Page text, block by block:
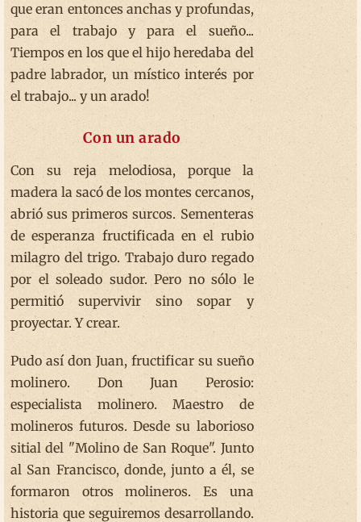
que eran entonces anchas y profundas,
para el trabajo y para el sueño...
Tiempos en los que el hijo heredaba del
padre labrador, un místico interés por
el trabajo... y un arado!
Con un arado
Con su reja melodiosa, porque la
madera la sacó de los montes cercanos,
abrió sus primeros surcos. Sementeras
de esperanza fructificada en el rubio
milagro del trigo. Trabajo duro regado
por el soleado sudor. Pero no sólo le
permitió supervivir sino sopar y
proyectar. Y crear.
Pudo así don Juan, fructificar su sueño
molinero. Don Juan Perosio:
especialista molinero. Maestro de
molineros futuros. Desde su laborioso
sitial del "Molino de San Roque". Junto
al San Francisco, donde, junto a él, se
formaron otros molineros. Es una
historia que seguiremos desarrollando.